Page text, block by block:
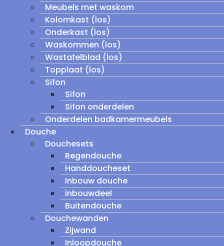
Meubels met waskom
Kolomkast (los)
Onderkast (los)
Waskommen (los)
Wastafelblad (los)
Topplaat (los)
Sifon
Sifon
Sifon onderdelen
Onderdelen badkamermeubels
Douche
Douchesets
Regendouche
Handdoucheset
Inbouw douche
inbouwdeel
Buitendouche
Douchewanden
Zijwand
Inloopdouche